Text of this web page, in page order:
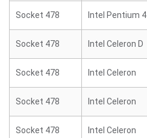
Socket 478 Intel Pentium 4
Socket 478 Intel Celeron D
Socket 478 Intel Celeron
Socket 478 Intel Celeron
Socket 478 Intel Celeron